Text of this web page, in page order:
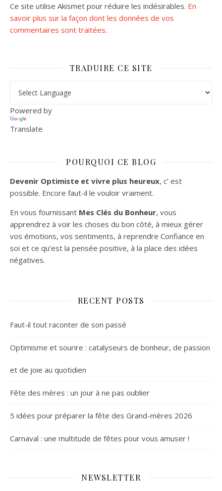
Ce site utilise Akismet pour réduire les indésirables. En
savoir plus sur la façon dont les données de vos
commentaires sont traitées.
TRADUIRE CE SITE
Powered by
Translate
POURQUOI CE BLOG
Devenir Optimiste et vivre plus heureux, c’ est
possible. Encore faut-il le vouloir vraiment.
En vous fournissant Mes Clés du Bonheur, vous
apprendrez à voir les choses du bon côté, à mieux gérer
vos émotions, vos sentiments, à reprendre Confiance en
soi et ce qu’est la pensée positive, à la place des idées
négatives.
RECENT POSTS
Faut-il tout raconter de son passé
Optimisme et sourire : catalyseurs de bonheur, de passion
et de joie au quotidien
Fête des mères : un jour à ne pas oublier
5 idées pour préparer la fête des Grand-mères 2026
Carnaval : une multitude de fêtes pour vous amuser !
NEWSLETTER